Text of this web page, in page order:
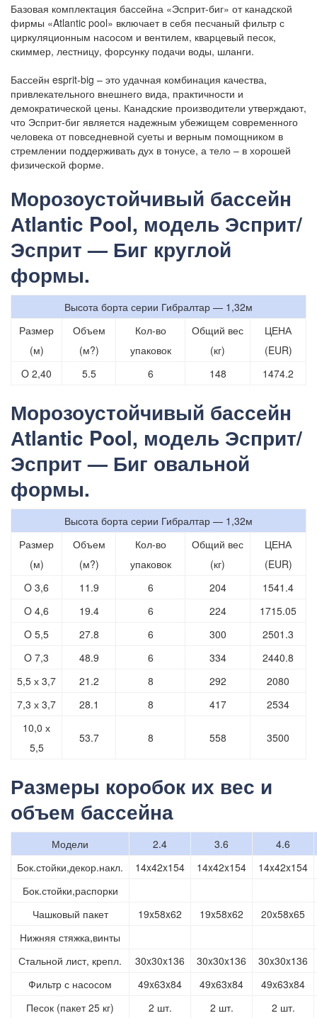
Базовая комплектация бассейна «Эсприт-биг» от канадской
фирмы «Atlantic pool» включает в себя песчаный фильтр с
циркуляционным насосом и вентилем, кварцевый песок,
скиммер, лестницу, форсунку подачи воды, шланги.
Бассейн esprit-big – это удачная комбинация качества,
привлекательного внешнего вида, практичности и
демократической цены. Канадские производители утверждают,
что Эсприт-биг является надежным убежищем современного
человека от повседневной суеты и верным помощником в
стремлении поддерживать дух в тонусе, а тело – в хорошей
физической форме.
Морозоустойчивый бассейн
Аtlantic Pool, модель Эсприт/
Эсприт — Биг круглой
формы.
Высота борта серии Гибралтар — 1,32м
Размер
(м)
Объем
(м?)
Кол-во
упаковок
Общий вес
(кг)
ЦЕНА
(EUR)
O 2,40
5.5 6 148 1474.2
Морозоустойчивый бассейн
Аtlantic Pool, модель Эсприт/
Эсприт — Биг овальной
формы.
Высота борта серии Гибралтар — 1,32м
Размер
(м)
Объем
(м?)
Кол-во
упаковок
Общий вес
(кг)
ЦЕНА
(EUR)
O 3,6
11.9 6 204
1541.4
O 4,6
19.4 6 224
1715.05
O 5,5
27.8 6 300
2501.3
O 7,3
48.9 6 334
2440.8
5,5 х 3,7
21.2 8 292
2080
7,3 х 3,7
28.1 8 417
2534
10,0 х
5,5
53.7 8 558 3500
Размеры коробок их вес и
объем бассейна
Модели 2.4 3.6
4.6
Бок.стойки,декор.накл.
14x42x154 14x42x154
14x42x154
Бок.стойки,распорки
Чашковый пакет
19x58x62 19x58x62
20x58x65
Нижняя стяжка,винты
Стальной лист, крепл.
30x30x136 30x30x136
30x30x136
Фильтр с насосом
49x63x84 49x63x84
49x63x84
Песок (пакет 25 кг)
2 шт. 2 шт. 2 шт.